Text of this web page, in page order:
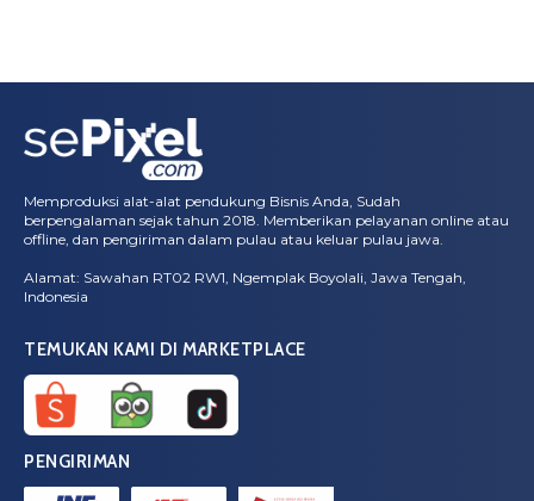
Memproduksi alat-alat pendukung Bisnis Anda, Sudah
berpengalaman sejak tahun 2018. Memberikan pelayanan online atau
offline, dan pengiriman dalam pulau atau keluar pulau jawa.
Alamat: Sawahan RT02 RW1, Ngemplak Boyolali, Jawa Tengah,
Indonesia
TEMUKAN KAMI DI MARKETPLACE
PENGIRIMAN